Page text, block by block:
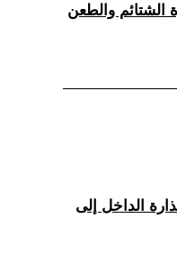
الشتائم والطعن
الداخل إلى